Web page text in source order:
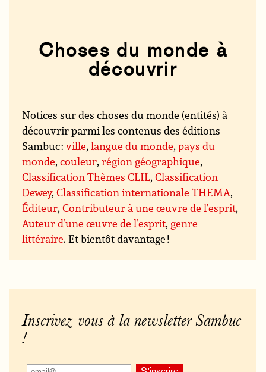
Choses du monde à
découvrir
Notices sur des choses du monde (entités) à
découvrir parmi les contenus des éditions
Sambuc :ville,langue du monde,pays du
monde,couleur,région géographique,
Classification Thèmes CLIL,Classification
Dewey,Classification internationale THEMA,
Éditeur,Contributeur à une œuvre de l’esprit,
Auteur d’une œuvre de l’esprit, genre
littéraire. Et bientôt davantage !
Inscrivez-vous à la newsletter Sambuc
!